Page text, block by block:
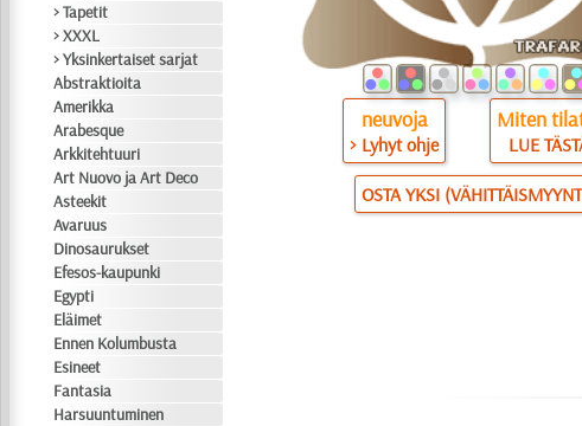
> Tapetit
> XXXL
> Yksinkertaiset sarjat
Abstraktioita
Amerikka
Arabesque
Arkkitehtuuri
Art Nuovo ja Art Deco
Asteekit
Avaruus
Dinosaurukset
Efesos-kaupunki
Egypti
Eläimet
Ennen Kolumbusta
Esineet
Fantasia
Harsuuntuminen
neuvoja
> Lyhyt ohje
Miten
LUE
OSTA YKSI